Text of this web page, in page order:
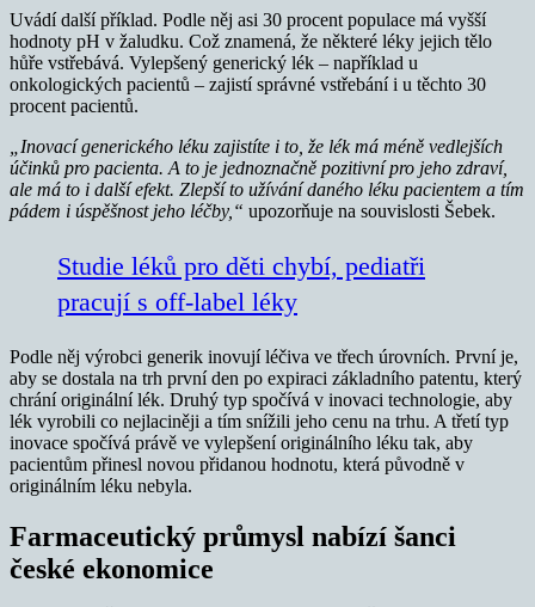
Uvádí další příklad. Podle něj asi 30 procent populace má vyšší
hodnoty pH v žaludku. Což znamená, že některé léky jejich tělo
hůře vstřebává. Vylepšený generický lék – například u
onkologických pacientů – zajistí správné vstřebání i u těchto 30
procent pacientů.
„Inovací generického léku zajistíte i to, že lék má méně vedlejších
účinků pro pacienta. A to je jednoznačně pozitivní pro jeho zdraví,
ale má to i další efekt. Zlepší to užívání daného léku pacientem a tím
pádem i úspěšnost jeho léčby,“ upozorňuje na souvislosti Šebek.
Studie léků pro děti chybí, pediatři
pracují s off-label léky
Podle něj výrobci generik inovují léčiva ve třech úrovních. První je,
aby se dostala na trh první den po expiraci základního patentu, který
chrání originální lék. Druhý typ spočívá v inovaci technologie, aby
lék vyrobili co nejlaciněji a tím snížili jeho cenu na trhu. A třetí typ
inovace spočívá právě ve vylepšení originálního léku tak, aby
pacientům přinesl novou přidanou hodnotu, která původně v
originálním léku nebyla.
Farmaceutický průmysl nabízí šanci
české ekonomice